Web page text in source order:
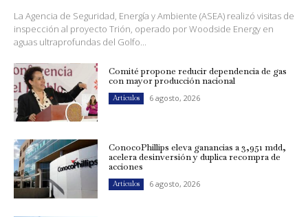
La Agencia de Seguridad, Energía y Ambiente (ASEA) realizó visitas de
inspección al proyecto Trión, operado por Woodside Energy en
aguas ultraprofundas del Golfo...
Comité propone reducir dependencia de gas
con mayor producción nacional
Artículos 6 agosto, 2026
ConocoPhillips eleva ganancias a 3,951 mdd,
acelera desinversión y duplica recompra de
acciones
Artículos 6 agosto, 2026